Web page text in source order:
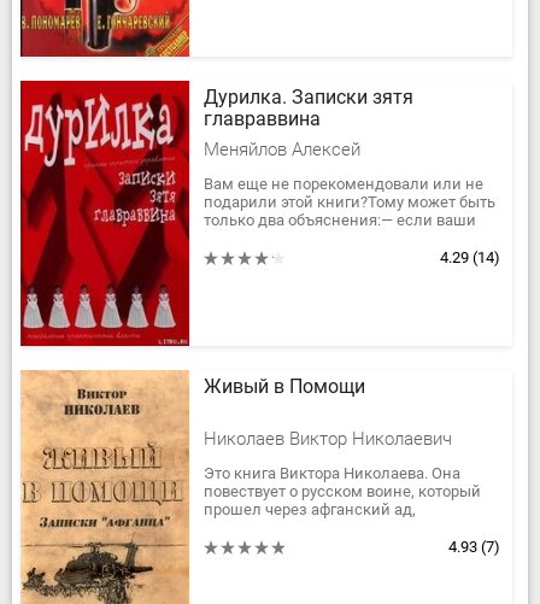
Дурилка. Записки зятя
главраввина
Меняйлов Алексей
Вам еще не порекомендовали или не
подарили этой книги?Тому может быть
только два объяснения:— если ваши
а вам не порекомендовали или...4.29 (14)
Живый в Помощи
Николаев Виктор Николаевич
Это книга Виктора Николаева. Она
повествует о русском воине, который
прошел через афганский ад,
дочери. В книге нет выдуманных...4.93 (7)